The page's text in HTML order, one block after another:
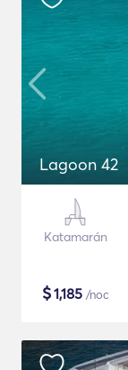
Lagoon 42
Katamarán
$1,185 /noc